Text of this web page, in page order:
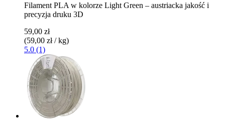
Filament PLA w kolorze Light Green – austriacka jakość i
precyzja druku 3D
59,00 zł
(59,00 zł / kg)
5.0 (1)